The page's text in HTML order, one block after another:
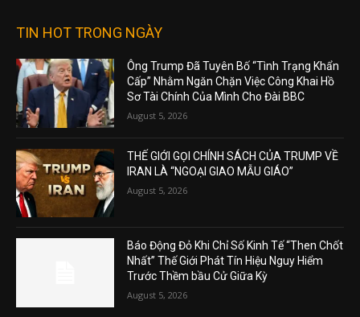
TIN HOT TRONG NGÀY
Ông Trump Đã Tuyên Bố “Tình Trạng Khẩn
Cấp” Nhằm Ngăn Chặn Việc Công Khai Hồ
Sơ Tài Chính Của Mình Cho Đài BBC
August 5, 2026
THẾ GIỚI GỌI CHÍNH SÁCH CỦA TRUMP VỀ
IRAN LÀ “NGOẠI GIAO MẪU GIÁO”
August 5, 2026
Báo Động Đỏ Khi Chỉ Số Kinh Tế “Then Chốt
Nhất” Thế Giới Phát Tín Hiệu Nguy Hiểm
Trước Thềm bầu Cử Giữa Kỳ
August 5, 2026